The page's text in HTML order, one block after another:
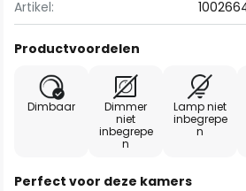
Artikel:
Productvoordelen
Dimbaar
Dimmer
niet
inbegrepe
n
Lamp niet
inbegrepe
n
Perfect voor deze kamers